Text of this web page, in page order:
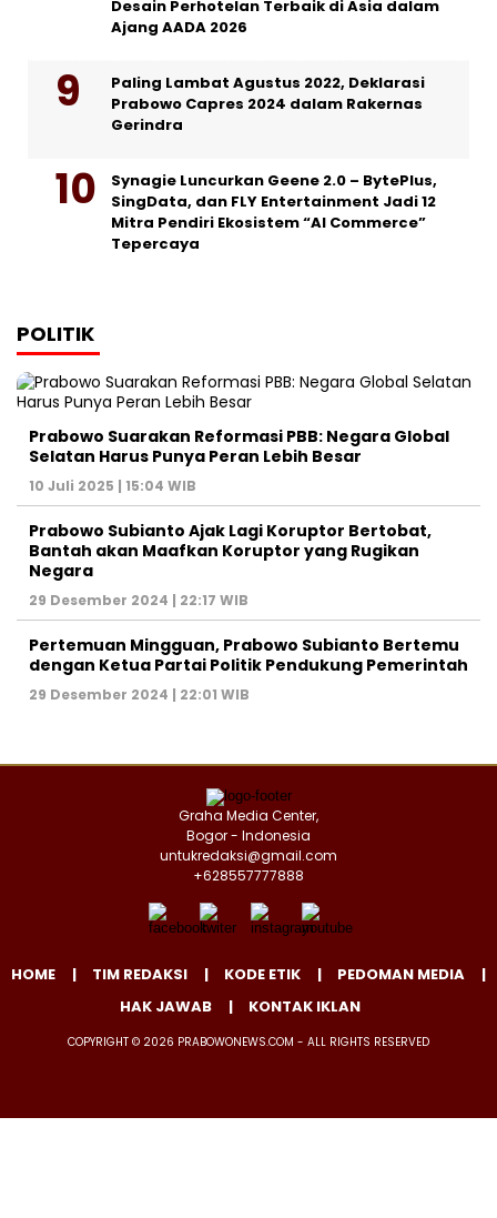
Desain Perhotelan Terbaik di Asia dalam
Ajang AADA 2026
Paling Lambat Agustus 2022, Deklarasi
Prabowo Capres 2024 dalam Rakernas
Gerindra
Synagie Luncurkan Geene 2.0 – BytePlus,
SingData, dan FLY Entertainment Jadi 12
Mitra Pendiri Ekosistem “AI Commerce”
Tepercaya
POLITIK
Prabowo Suarakan Reformasi PBB: Negara Global
Selatan Harus Punya Peran Lebih Besar
10 Juli 2025 | 15:04 WIB
Prabowo Subianto Ajak Lagi Koruptor Bertobat,
Bantah akan Maafkan Koruptor yang Rugikan
Negara
29 Desember 2024 | 22:17 WIB
Pertemuan Mingguan, Prabowo Subianto Bertemu
dengan Ketua Partai Politik Pendukung Pemerintah
29 Desember 2024 | 22:01 WIB
Graha Media Center,
Bogor - Indonesia
untukredaksi@gmail.com
+628557777888
HOME TIM REDAKSI KODE ETIK
PEDOMAN MEDIA
HAK JAWAB
KONTAK IKLAN
COPYRIGHT © 2026 PRABOWONEWS.COM - ALL RIGHTS RESERVED